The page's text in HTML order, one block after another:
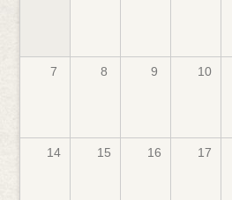
7 8 9 10
14 15 16 17